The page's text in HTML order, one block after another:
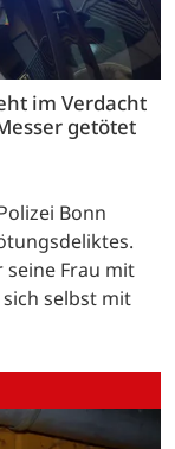
im Verdacht
getötet
Bonn
seine Frau mit
selbst mit